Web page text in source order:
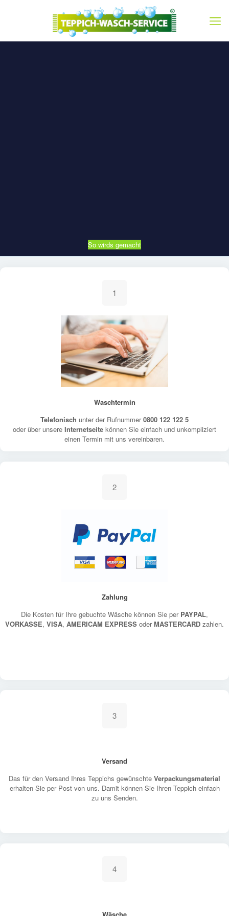
So wirds gemacht
1
Waschtermin
Telefonisch unter der Rufnummer0800 122 122 5
oder über unsere Internetseite können Sie einfach und unkompliziert
einen Termin mit uns vereinbaren.
2
Zahlung
Die Kosten für Ihre gebuchte Wäsche können Sie per PAYPAL,
VORKASSE, VISA, AMERICAM EXPRESS oderMASTERCARD zahlen.
3
Versand
Das für den Versand Ihres Teppichs gewünschte Verpackungsmaterial
erhalten Sie per Post von uns. Damit können Sie Ihren Teppich einfach
zu uns Senden.
4
Wäsche